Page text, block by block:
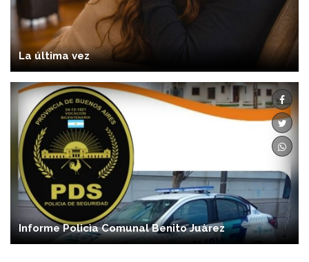
La última vez
Informe Policìa Comunal Benito Juàrez